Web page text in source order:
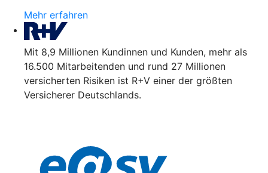
Mehr erfahren
Mit 8,9 Millionen Kundinnen und Kunden, mehr als
16.500 Mitarbeitenden und rund 27 Millionen
versicherten Risiken ist R+V einer der größten
Versicherer Deutschlands.